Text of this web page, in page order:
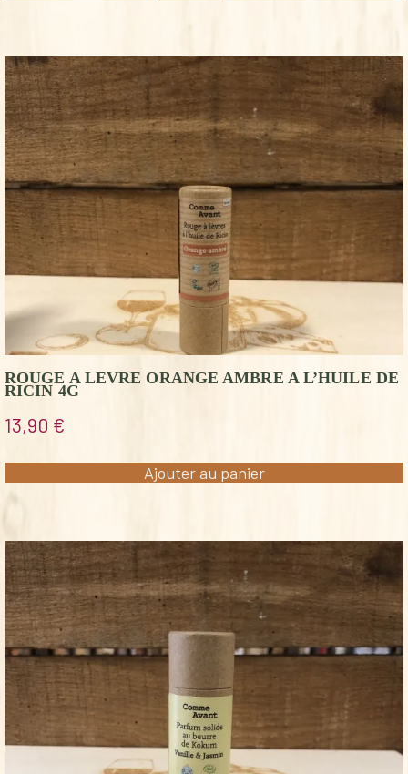
ROUGE A LEVRE ORANGE AMBRE A L’HUILE DE
RICIN 4G
13,90 €
Ajouter au panier